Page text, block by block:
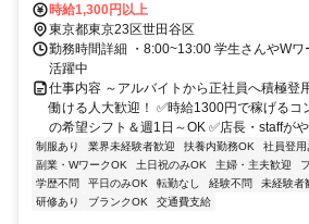
時給1,300円以上
東京都東京23区世田谷区
勤務時間詳細 ・8:00~13:00 学生さんやW
活躍中
仕事内容 ～アルバイトから正社員へ積極登
働ける人大歓迎！ ✅時給1300円で稼げるコ
の希望シフト＆週1日～OK ✅店長・staffが
制服あり 業界未経験者歓迎 扶養内勤務OK 社員登用
副業・WワークOK
土日祝のみOK 主婦・主夫歓迎
学歴不問
平日のみOK 転勤なし 経験不問 未経験者
研修あり
ブランクOK 交通費支給